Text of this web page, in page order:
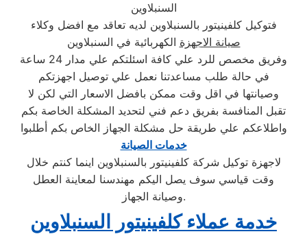
السنبلاوين
فتوكيل كلفينيتور بالسنبلاوين لديه تعاقد مع افضل وكلاء
صيانة الاجهزة الكهربائية في السنبلاوين
وفريق مخصص للرد علي كافة اسئلتكم علي مدار 24 ساعة
في حالة طلب مساعدتنا نعمل علي توصيل اجهزتكم
وصيانتها في اقل وقت ممكن بافضل الاسعار التي لكن لا
تقبل المنافسة بفريق دعم فني لتحديد المشكلة الخاصة بكم
واطلاعكم علي طريقة حل مشكلة الجهاز الخاص بكم أطلبوا
خدمات الصيانة
لاجهزة توكيل شركة كلفينيتور بالسنبلاوين اينما كنتم خلال
وقت قياسي سوف يصل اليكم مهندسنا لمعاينة العطل
وصيانة الجهاز.
خدمة عملاء كلفينيتور السنبلاوين